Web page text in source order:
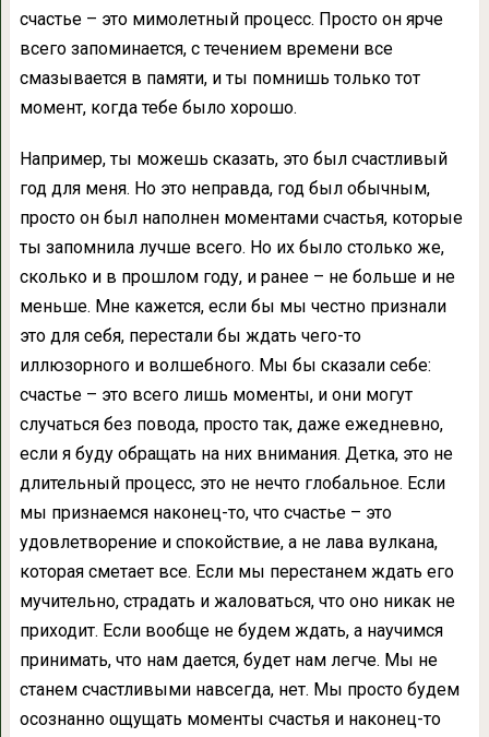
счастье – это мимолетный процесс. Просто он ярче
всего запоминается, с течением времени все
смазывается в памяти, и ты помнишь только тот
момент, когда тебе было хорошо.
Например, ты можешь сказать, это был счастливый
год для меня. Но это неправда, год был обычным,
просто он был наполнен моментами счастья, которые
ты запомнила лучше всего. Но их было столько же,
сколько и в прошлом году, и ранее – не больше и не
меньше. Мне кажется, если бы мы честно признали
это для себя, перестали бы ждать чего-то
иллюзорного и волшебного. Мы бы сказали себе:
счастье – это всего лишь моменты, и они могут
случаться без повода, просто так, даже ежедневно,
если я буду обращать на них внимания. Детка, это не
длительный процесс, это не нечто глобальное. Если
мы признаемся наконец-то, что счастье – это
удовлетворение и спокойствие, а не лава вулкана,
которая сметает все. Если мы перестанем ждать его
мучительно, страдать и жаловаться, что оно никак не
приходит. Если вообще не будем ждать, а научимся
принимать, что нам дается, будет нам легче. Мы не
станем счастливыми навсегда, нет. Мы просто будем
осознанно ощущать моменты счастья и наконец-то